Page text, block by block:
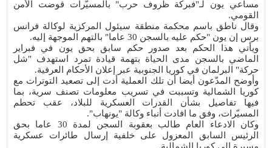
مساعي يون لـ"فبركة ظروف حرب" بالمسيّرات قوضت الأمن
القومي.
وقال ناطق باسم محكمة منطقة سيئول المركزية لوكالة فرانس
برس إن يون "حكم عليه بالسجن 30 عاما" بالتهم الموجهة إليه.
ويأتي هذا الحكم بعد صدور حكم سابق بحق يون في فبراير
الماضي بالسجن مدى الحياة بتهمة قيادة تمرد استهدف "شل
حركة" البرلمان في كوريا الجنوبية عبر إعلان الأحكام العرفية.
وأوضح المدّعون أيضا أن تلك العملية أدت إلى تصعيد التوترات مع
كوريا الشمالية وتسببت في تسريب معلومات تصنف سرية، بما
فيها تفاصيل بشأن القدرات العسكرية للبلاد، عقب تحطم
المسيّرات، وفق ما افادت أنباء وكالة "يونهاب".
وكان الادعاء العام طالب بعقوبة السجن لمدة 30 عاما بحق
الرئيس السابق المعزول على خلفية إرسال طائرات عسكرية